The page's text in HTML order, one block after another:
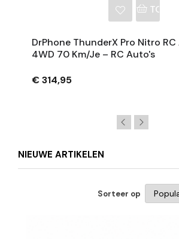
DrPhone ThunderX Pro Nitro RC
4WD 70 Km/je – RC Auto's
€ 314,95
NIEUWE ARTIKELEN
Sorteer op